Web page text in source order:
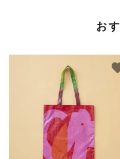
お